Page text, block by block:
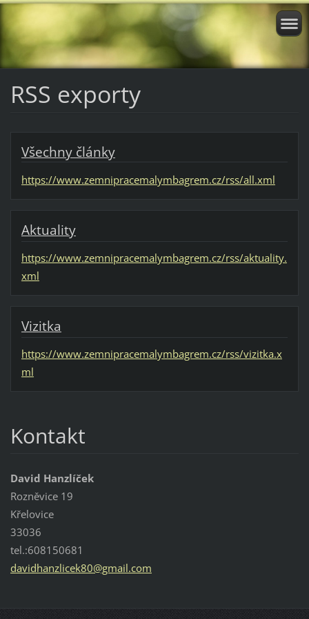
RSS exporty
Všechny články
https://www.zemnipracemalymbagrem.cz/rss/all.xml
Aktuality
https://www.zemnipracemalymbagrem.cz/rss/aktuality.
xml
Vizitka
https://www.zemnipracemalymbagrem.cz/rss/vizitka.x
ml
Kontakt
David Hanzlíček
Rozněvice 19
Křelovice
33036
tel.:608150681
davidhanzlicek80@gmail.com